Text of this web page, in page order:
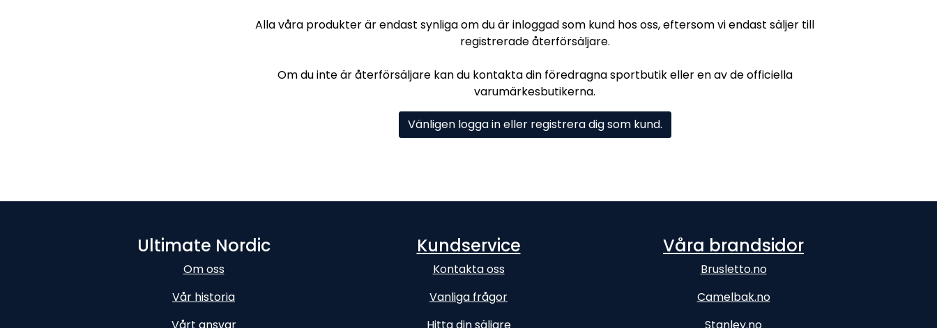
Alla våra produkter är endast synliga om du är inloggad som kund hos oss, eftersom vi endast säljer till
registrerade återförsäljare.
Om du inte är återförsäljare kan du kontakta din föredragna sportbutik eller en av de officiella
varumärkesbutikerna.
Vänligen logga in eller registrera dig som kund.
Ultimate Nordic
Om oss
Vår historia
Kundservice
Kontakta oss
Vanliga frågor
Våra brandsidor
Brusletto.no
Camelbak.no